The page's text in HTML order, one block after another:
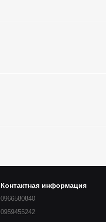
Контактная информация
0966580840
0959455242